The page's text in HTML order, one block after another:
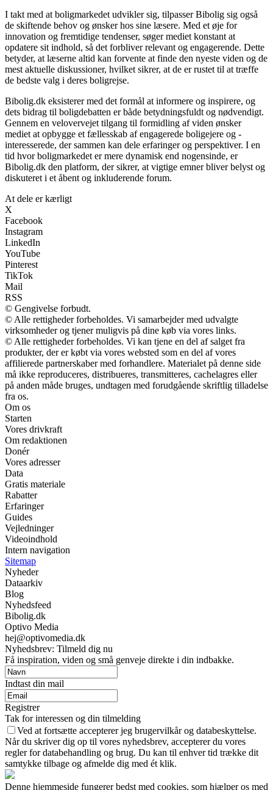
I takt med at boligmarkedet udvikler sig, tilpasser Bibolig sig også
de skiftende behov og ønsker hos sine læsere. Med et øje for
innovation og fremtidige tendenser, søger mediet konstant at
opdatere sit indhold, så det forbliver relevant og engagerende. Dette
betyder, at læserne altid kan forvente at finde den nyeste viden og de
mest aktuelle diskussioner, hvilket sikrer, at de er rustet til at træffe
de bedste valg i deres boligrejse.
Bibolig.dk eksisterer med det formål at informere og inspirere, og
dets bidrag til boligdebatten er både betydningsfuldt og nødvendigt.
Gennem en velovervejet tilgang til formidling af viden ønsker
mediet at opbygge et fællesskab af engagerede boligejere og -
interesserede, der sammen kan dele erfaringer og perspektiver. I en
tid hvor boligmarkedet er mere dynamisk end nogensinde, er
Bibolig.dk den platform, der sikrer, at vigtige emner bliver belyst og
diskuteret i et åbent og inkluderende forum.
At dele er kærligt
X
Facebook
Instagram
LinkedIn
YouTube
Pinterest
TikTok
Mail
RSS
© Gengivelse forbudt.
© Alle rettigheder forbeholdes. Vi samarbejder med udvalgte
virksomheder og tjener muligvis på dine køb via vores links.
© Alle rettigheder forbeholdes. Vi kan tjene en del af salget fra
produkter, der er købt via vores websted som en del af vores
affilierede partnerskaber med forhandlere. Materialet på denne side
må ikke reproduceres, distribueres, transmitteres, cachelagres eller
på anden måde bruges, undtagen med forudgående skriftlig tilladelse
fra os.
Om os
Starten
Vores drivkraft
Om redaktionen
Donér
Vores adresser
Data
Gratis materiale
Rabatter
Erfaringer
Guides
Vejledninger
Videoindhold
Intern navigation
Sitemap
Nyheder
Dataarkiv
Blog
Nyhedsfeed
Bibolig.dk
Optivo Media
hej@optivomedia.dk
Nyhedsbrev: Tilmeld dig nu
Få inspiration, viden og små genveje direkte i din indbakke.
Indtast din mail
Registrer
Tak for interessen og din tilmelding
Ved at fortsætte accepterer jeg brugervilkår og databeskyttelse.
Når du skriver dig op til vores nyhedsbrev, accepterer du vores
regler for databehandling og brug. Du kan til enhver tid trække dit
samtykke tilbage og afmelde dig med ét klik.
Denne hjemmeside fungerer bedst med cookies, som hjælper os med